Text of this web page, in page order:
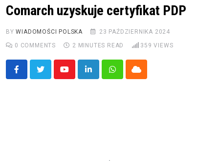
Comarch uzyskuje certyfikat PDP
BYWIADOMOŚCI POLSKA
23 PAŹDZIERNIKA 2024
0 COMMENTS 2 MINUTES READ 359 VIEWS
YoutubeLinkedInWhatsappCloud